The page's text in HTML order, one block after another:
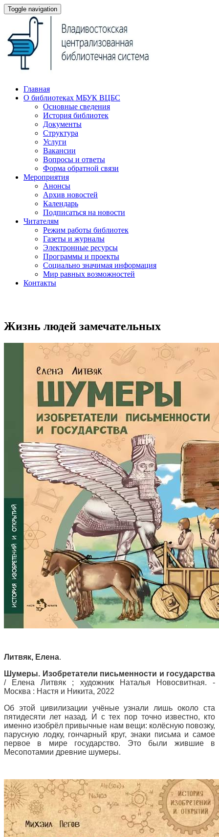
Toggle navigation
Главная
О библиотеках МБУК ВЦБС
Основные сведения
История библиотек
Документы
Структура
Услуги
Вакансии
Вопросы и ответы
Форма обратной связи
Мероприятия
Анонсы
Архив новостей
Календарь
Подписаться на новости
Читателям
Режим работы библиотек
Газеты и журналы
Электронные ресурсы
Программы и проекты
Социально значимая информация
Мир равных возможностей
Контакты
Жизнь людей замечательных
Литвяк, Елена.
Шумеры. Изобретатели письменности и государства
/ Елена Литвяк ; художник Наталья Новосвитная. -
Москва : Настя и Никита, 2022
Об этой цивилизации учёные узнали лишь около ста
пятидесяти лет назад. И с тех пор точно известно, кто
именно изобрёл привычные нам вещи: колёсную повозку,
парусную лодку, гончарный круг, знаки письма и самое
первое в мире государство. Это были жившие в
Месопотамии древние шумеры.